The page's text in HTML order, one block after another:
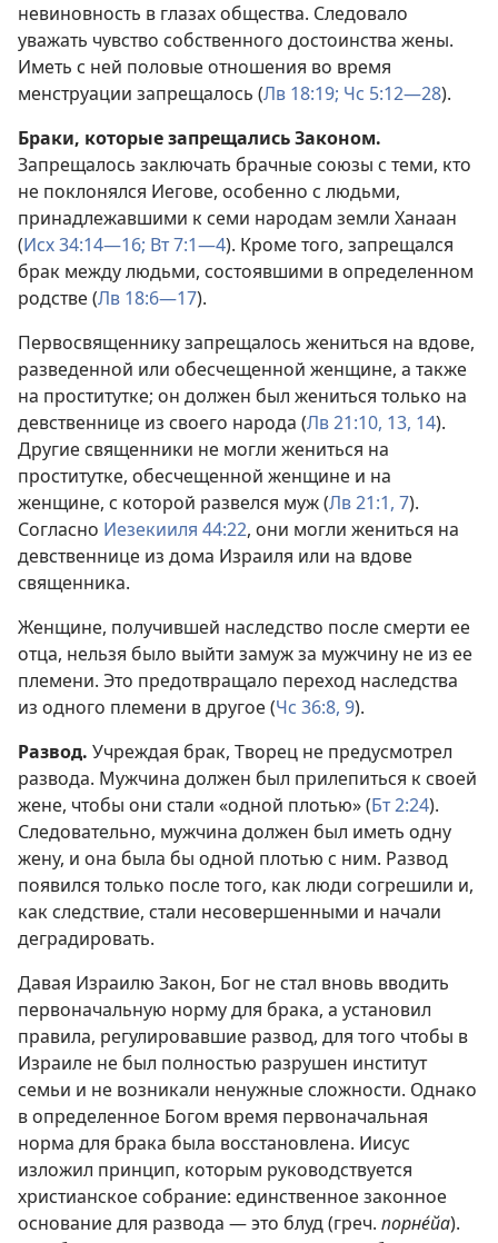
невиновность в глазах общества. Следовало
уважать чувство собственного достоинства жены.
Иметь с ней половые отношения во время
менструации запрещалось (Лв 18:19; Чс 5:12—28).
Браки, которые запрещались Законом.
Запрещалось заключать брачные союзы с теми, кто
не поклонялся Иегове, особенно с людьми,
принадлежавшими к семи народам земли Ханаан
(Исх 34:14—16; Вт 7:1—4). Кроме того, запрещался
брак между людьми, состоявшими в определенном
родстве (Лв 18:6—17).
Первосвященнику запрещалось жениться на вдове,
разведенной или обесчещенной женщине, а также
на проститутке; он должен был жениться только на
девственнице из своего народа (Лв 21:10, 13, 14).
Другие священники не могли жениться на
проститутке, обесчещенной женщине и на
женщине, с которой развелся муж (Лв 21:1, 7).
Согласно Иезекииля 44:22, они могли жениться на
девственнице из дома Израиля или на вдове
священника.
Женщине, получившей наследство после смерти ее
отца, нельзя было выйти замуж за мужчину не из ее
племени. Это предотвращало переход наследства
из одного племени в другое (Чс 36:8, 9).
Развод. Учреждая брак, Творец не предусмотрел
развода. Мужчина должен был прилепиться к своей
жене, чтобы они стали «одной плотью» (Бт 2:24).
Следовательно, мужчина должен был иметь одну
жену, и она была бы одной плотью с ним. Развод
появился только после того, как люди согрешили и,
как следствие, стали несовершенными и начали
деградировать.
Давая Израилю Закон, Бог не стал вновь вводить
первоначальную норму для брака, а установил
правила, регулировавшие развод, для того чтобы в
Израиле не был полностью разрушен институт
семьи и не возникали ненужные сложности. Однако
в определенное Богом время первоначальная
норма для брака была восстановлена. Иисус
изложил принцип, которым руководствуется
христианское собрание: единственное законное
основание для развода — это блуд (греч. порне́йа).